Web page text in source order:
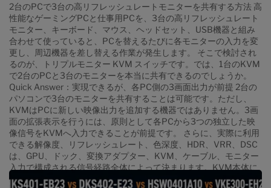
2台のPCで3台の高リフレッシュレートモニターを共有する方法 高
性能なゲーミングPCと仕事用PCを、3台の高リフレッシュレート
モニター、キーボード、マウス、ヘッドセット、USB機器と組み
合わせて使っていると、PCを替えるたびに各モニターの入力を変
更し、周辺機器を差し替える作業が発生します。 そこで検討され
るのが、トリプルモニター KVM スイッチです。では、1台のKVM
で2台のPCと3台のモニターを本当に共有できるのでしょうか。
Quick Answer：実現できるが、各PC側の3画面出力が前提 2台の
パソコンで3台のモニターを共有することは可能です。ただし、
KVMはPCに新しい映像出力を追加する機器ではありません。3画
面の拡張表示を行うには、原則として各PCから3つの独立した映
像信号をKVMへ入力できることが前提です。 さらに、実際に利用
できる解像度、リフレッシュレート、色深度、HDR、VRR、DSC
は、GPU、ドック、変換アダプター、KVM、ケーブル、モニター
入力で構成される信号経路全体によって決まります。KVM本体に
「4K 144Hz」や「8K」と書かれていても、経路内のどこかが対